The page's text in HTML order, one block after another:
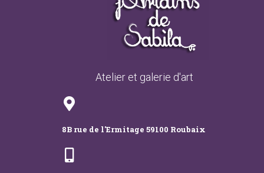
Atelier et galerie d'art
8B rue de l'Ermitage 59100 Roubaix